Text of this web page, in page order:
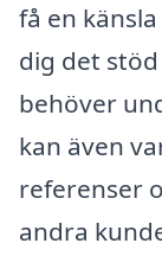
få en
dig det
behöver
kan även
referenser
andra